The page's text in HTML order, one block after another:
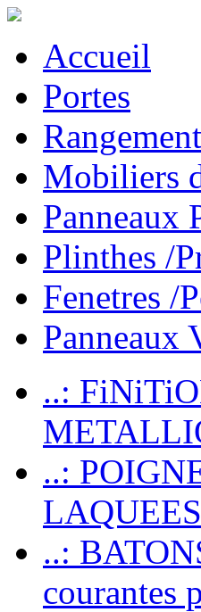
Accueil
Portes
Mobiliers
Panneaux
Plinthes /
Fenetres /
Panneaux
..:
..:
..:
courantes